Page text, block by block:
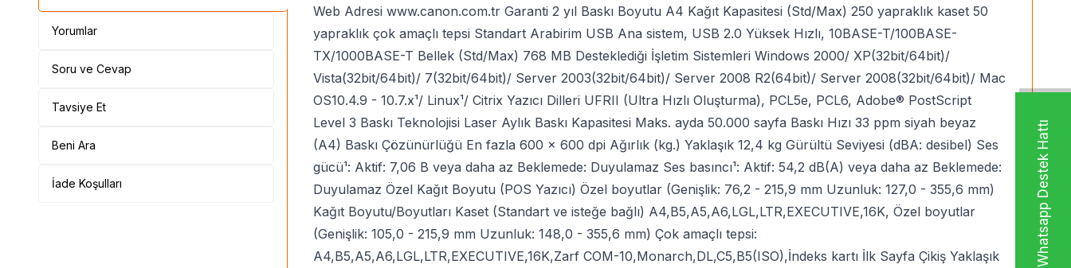
Whatsapp Destek Hattı
Yorumlar
Soru ve Cevap
Tavsiye Et
Beni Ara
İade Koşulları
Web Adresi www.canon.com.tr Garanti 2 yıl Baskı Boyutu A4 Kağıt Kapasitesi (Std/Max) 250 yapraklık kaset 50
yapraklık çok amaçlı tepsi Standart Arabirim USB Ana sistem, USB 2.0 Yüksek Hızlı, 10BASE-T/100BASE-
TX/1000BASE-T Bellek (Std/Max) 768 MB Desteklediği İşletim Sistemleri Windows 2000/ XP(32bit/64bit)/
Vista(32bit/64bit)/ 7(32bit/64bit)/ Server 2003(32bit/64bit)/ Server 2008 R2(64bit)/ Server 2008(32bit/64bit)/ Mac
OS10.4.9 - 10.7.x¹/ Linux¹/ Citrix Yazıcı Dilleri UFRII (Ultra Hızlı Oluşturma), PCL5e, PCL6, Adobe® PostScript
Level 3 Baskı Teknolojisi Laser Aylık Baskı Kapasitesi Maks. ayda 50.000 sayfa Baskı Hızı 33 ppm siyah beyaz
(A4) Baskı Çözünürlüğü En fazla 600 x 600 dpi Ağırlık (kg.) Yaklaşık 12,4 kg Gürültü Seviyesi (dBA: desibel) Ses
gücü¹: Aktif: 7,06 B veya daha az Beklemede: Duyulamaz Ses basıncı¹: Aktif: 54,2 dB(A) veya daha az Beklemede:
Duyulamaz Özel Kağıt Boyutu (POS Yazıcı) Özel boyutlar (Genişlik: 76,2 - 215,9 mm Uzunluk: 127,0 - 355,6 mm)
Kağıt Boyutu/Boyutları Kaset (Standart ve isteğe bağlı) A4,B5,A5,A6,LGL,LTR,EXECUTIVE,16K, Özel boyutlar
(Genişlik: 105,0 - 215,9 mm Uzunluk: 148,0 - 355,6 mm) Çok amaçlı tepsi:
A4,B5,A5,A6,LGL,LTR,EXECUTIVE,16K,Zarf COM-10,Monarch,DL,C5,B5(ISO),İndeks kartı İlk Sayfa Çikiş Yaklaşık